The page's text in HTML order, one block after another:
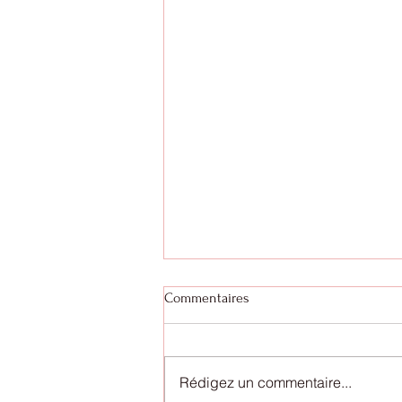
Saison 2023-2024
Commentaires
Rédigez un commentaire...